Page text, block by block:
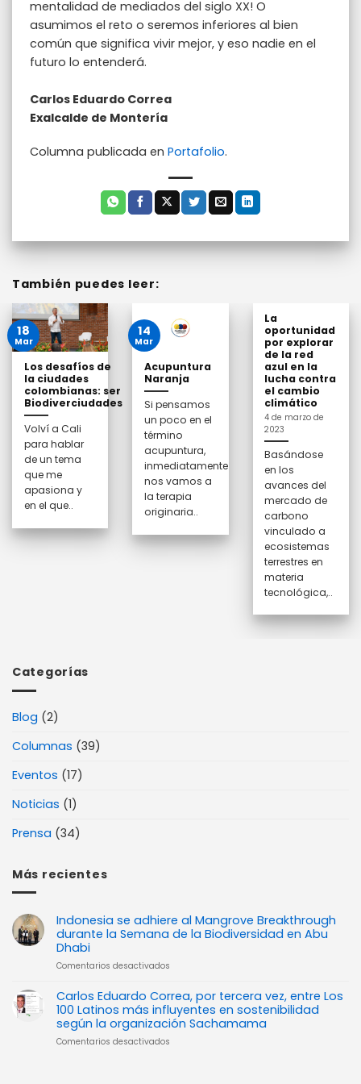
Categorías
Blog (2)
Columnas (39)
Eventos (17)
Noticias (1)
Prensa (34)
Más recientes
Indonesia se adhiere al Mangrove Breakthrough
durante la Semana de la Biodiversidad en Abu
Dhabi
Comentarios desactivados
adhiere
al
Mangrove
Carlos Eduardo Correa, por tercera vez, entre Los
100 Latinos más influyentes en sostenibilidad
según la organización Sachamama
Comentarios desactivados
mentalidad de mediados del siglo XX! O
asumimos el reto o seremos inferiores al bien
común que significa vivir mejor, y eso nadie en el
futuro lo entenderá.
Carlos Eduardo Correa
Exalcalde de Montería
Columna publicada en Portafolio.
También puedes leer:
Los desafíos de
la ciudades
colombianas: ser
Biodiverciudades
Volví a Cali
para hablar
de un tema
que me
apasiona y
en el que..
18
Mar
Acupuntura
Naranja
Si pensamos
un poco en el
término
acupuntura,
inmediatamente
nos vamos a
la terapia
originaria..
14
Mar
La
oportunidad
por explorar
de la red
azul en la
lucha contra
el cambio
climático
4 de marzo de
2023
Basándose
en los
avances del
mercado de
carbono
vinculado a
ecosistemas
terrestres en
materia
tecnológica,..